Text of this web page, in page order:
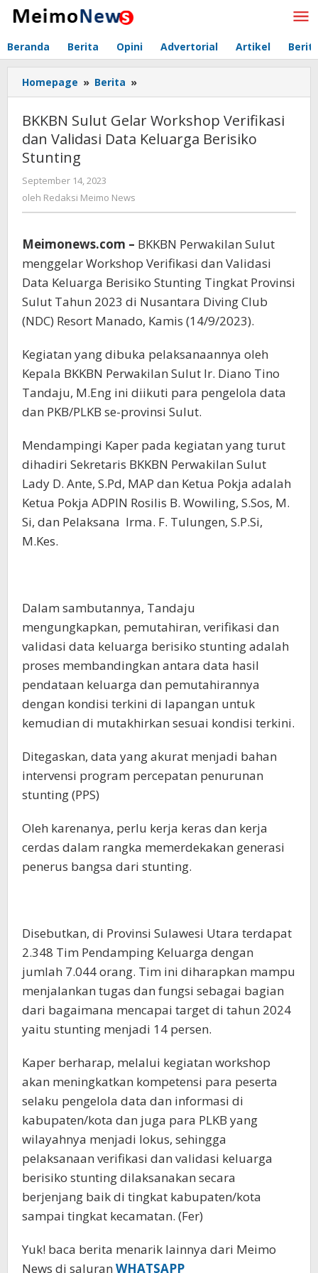
Lewati
Beranda Berita Opini Advertorial Artikel
Homepage » Berita »
Sulut
Workshop
Verifikasi
Berisiko
BKKBN Sulut Gelar Workshop Verifikasi
dan Validasi Data Keluarga Berisiko
Stunting
September 14, 2023
Redaksi
oleh Redaksi Meimo News
Meimonews.com – BKKBN Perwakilan Sulut
menggelar Workshop Verifikasi dan Validasi
Data Keluarga Berisiko Stunting Tingkat Provinsi
Sulut Tahun 2023 di Nusantara Diving Club
(NDC) Resort Manado, Kamis (14/9/2023).
Kegiatan yang dibuka pelaksanaannya oleh
Kepala BKKBN Perwakilan Sulut Ir. Diano Tino
Tandaju, M.Eng ini diikuti para pengelola data
dan PKB/PLKB se-provinsi Sulut.
Mendampingi Kaper pada kegiatan yang turut
dihadiri Sekretaris BKKBN Perwakilan Sulut
Lady D. Ante, S.Pd, MAP dan Ketua Pokja adalah
Ketua Pokja ADPIN Rosilis B. Wowiling, S.Sos, M.
Si, dan Pelaksana Irma. F. Tulungen, S.P.Si,
M.Kes.
Dalam sambutannya, Tandaju
mengungkapkan, pemutahiran, verifikasi dan
validasi data keluarga berisiko stunting adalah
proses membandingkan antara data hasil
pendataan keluarga dan pemutahirannya
dengan kondisi terkini di lapangan untuk
kemudian di mutakhirkan sesuai kondisi terkini.
Ditegaskan, data yang akurat menjadi bahan
intervensi program percepatan penurunan
stunting (PPS)
Oleh karenanya, perlu kerja keras dan kerja
cerdas dalam rangka memerdekakan generasi
penerus bangsa dari stunting.
Disebutkan, di Provinsi Sulawesi Utara terdapat
2.348 Tim Pendamping Keluarga dengan
jumlah 7.044 orang. Tim ini diharapkan mampu
menjalankan tugas dan fungsi sebagai bagian
dari bagaimana mencapai target di tahun 2024
yaitu stunting menjadi 14 persen.
Kaper berharap, melalui kegiatan workshop
akan meningkatkan kompetensi para peserta
selaku pengelola data dan informasi di
kabupaten/kota dan juga para PLKB yang
wilayahnya menjadi lokus, sehingga
pelaksanaan verifikasi dan validasi keluarga
berisiko stunting dilaksanakan secara
berjenjang baik di tingkat kabupaten/kota
sampai tingkat kecamatan. (Fer)
Yuk! baca berita menarik lainnya dari Meimo
News di saluran WHATSAPP